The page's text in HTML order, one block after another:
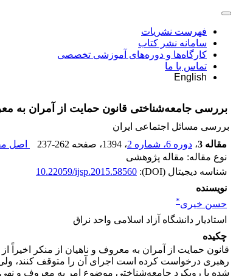
فهرست نشریات
سامانه نشر کتاب
کارگاه‌ها و دوره‌های آموزشی تخصصی
تماس با ما
English
بررسی جامعه‌شناختی قانون حمایت از آمران به
بررسی مسائل اجتماعی ایران
مقاله 3
، دوره 6، شماره 2 ، 1394 ، صفحه 237-262 اصل
نوع مقاله: مقاله پژوهشی
شناسه دیجیتال (DOI):
10.22059/ijsp.2015.58560
نویسنده
حسن خیری*
استادیار دانشگاه آزاد اسلامی واحد نراق
چکیده
قانون حمایت از آمران به معروف و ناهیان از منکر
رهبری درخواست کرده است اجرای آن را متوقف کنند،
شده با رویکرد جامعه‌شناختی موضوع امر به معروف و نهی